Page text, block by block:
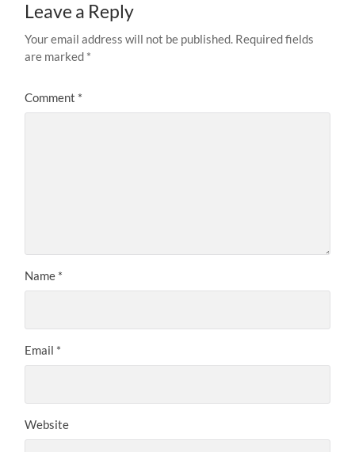
Leave a Reply
Your email address will not be published. Required fields
are marked *
Comment *
Name *
Email *
Website